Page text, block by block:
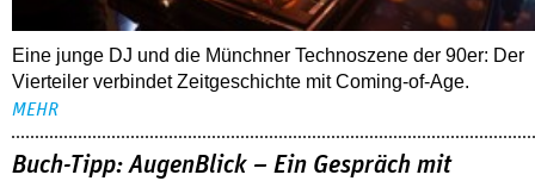
Eine junge DJ und die Münchner Technoszene der 90er: Der
Vierteiler verbindet Zeitgeschichte mit Coming-of-Age.
MEHR
Buch-Tipp: AugenBlick – Ein Gespräch mit